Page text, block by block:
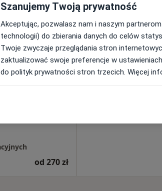
·Więcej
opinii
od 270 zł
Dziś
6 Sie 7
Brak
Pokaż
Szanujemy Twoją prywatność
Akceptując, pozwalasz nam i naszym
technologii) do zbierania danych do celów
Twoje zwyczaje przeglądania stron
zaktualizować swoje preferencje w
do polityk prywatności stron trzecich. Więcej